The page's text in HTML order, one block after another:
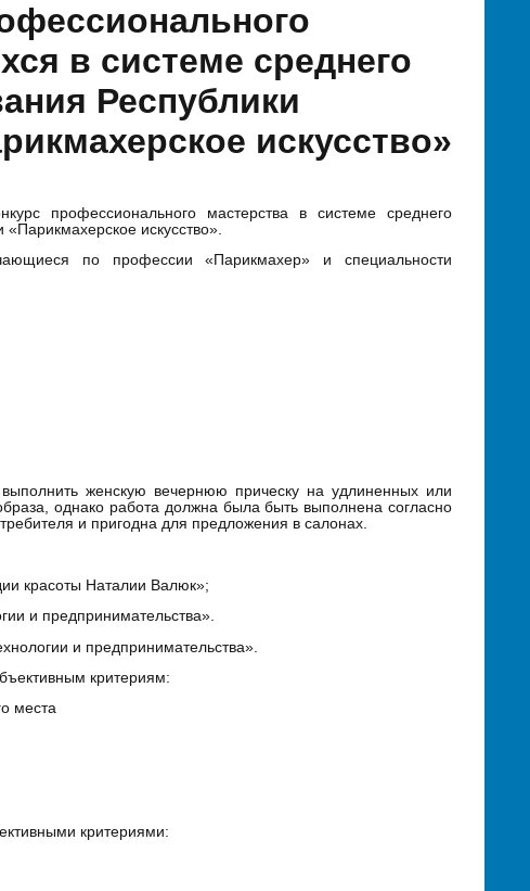
в системе среднего
Республики
искусство»
профессионального мастерства в системе среднего
искусство».
по профессии «Парикмахер» и специальности
женскую вечернюю прическу на удлиненных или
однако работа должна была быть выполнена согласно
и пригодна для предложения в салонах.
красоты Наталии Валюк»;
и предпринимательства».
и предпринимательства».
критериям:
места
критериями: